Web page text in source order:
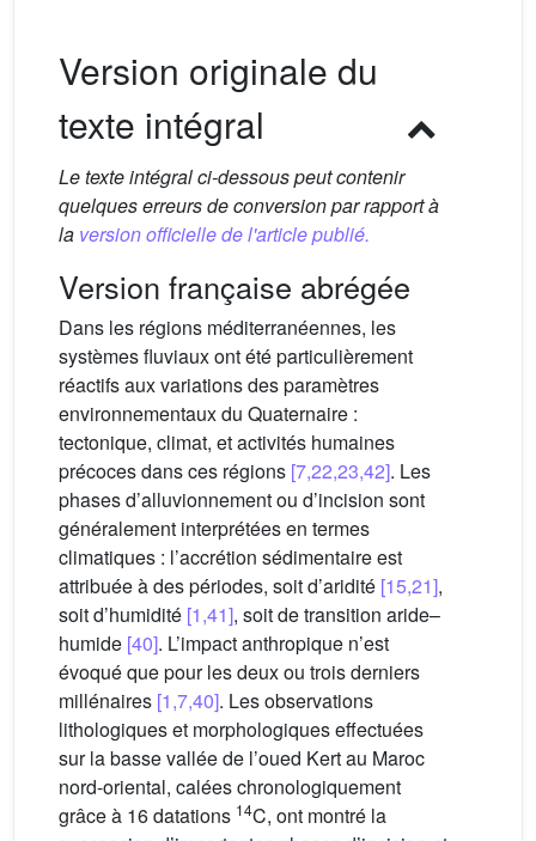
Version originale du
texte intégral
Le texte intégral ci-dessous peut contenir
quelques erreurs de conversion par rapport à
la version officielle de l'article publié.
Version française abrégée
Dans les régions méditerranéennes, les
systèmes fluviaux ont été particulièrement
réactifs aux variations des paramètres
environnementaux du Quaternaire :
tectonique, climat, et activités humaines
précoces dans ces régions [7,22,23,42]. Les
phases d’alluvionnement ou d’incision sont
généralement interprétées en termes
climatiques : l’accrétion sédimentaire est
attribuée à des périodes, soit d’aridité [15,21],
soit d’humidité [1,41], soit de transition aride–
humide [40]. L’impact anthropique n’est
évoqué que pour les deux ou trois derniers
millénaires [1,7,40]. Les observations
lithologiques et morphologiques effectuées
sur la basse vallée de l’oued Kert au Maroc
nord-oriental, calées chronologiquement
grâce à 16 datations 14C, ont montré la